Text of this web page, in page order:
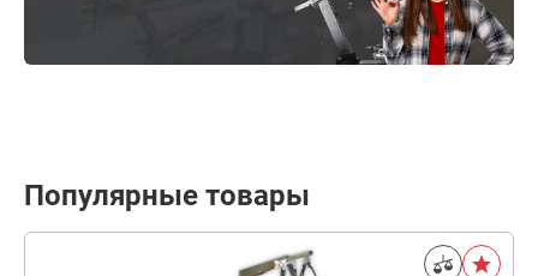
Популярные товары